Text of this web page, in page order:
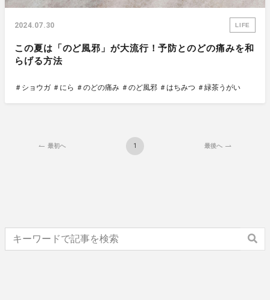
2024.07.30 LIFE
この夏は「のど風邪」が大流行！予防とのどの痛みを和
らげる方法
＃ショウガ ＃にら ＃のどの痛み ＃のど風邪 ＃はちみつ ＃緑茶うがい
最初へ 1 最後へ